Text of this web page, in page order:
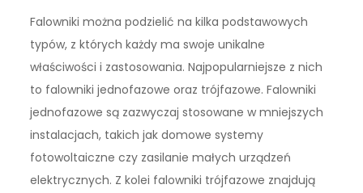
Falowniki można podzielić na kilka podstawowych
typów, z których każdy ma swoje unikalne
właściwości i zastosowania. Najpopularniejsze z nich
to falowniki jednofazowe oraz trójfazowe. Falowniki
jednofazowe są zazwyczaj stosowane w mniejszych
instalacjach, takich jak domowe systemy
fotowoltaiczne czy zasilanie małych urządzeń
elektrycznych. Z kolei falowniki trójfazowe znajdują